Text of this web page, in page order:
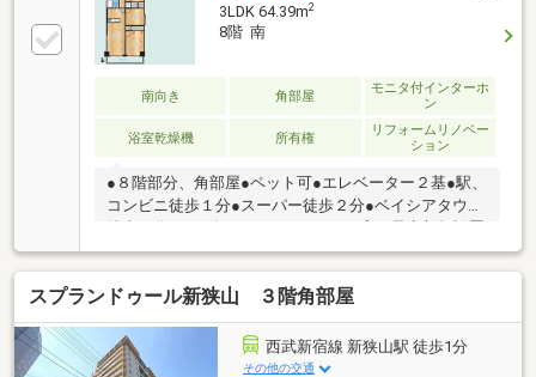
3LDK 64.39m2
8階 南
南向き 角部屋
モニタ付インターホ
ン
浴室乾燥機 所有権
リフォームリノベー
ション
●８階部分、角部屋●ペット可●エレベーター２基●駅、
コンビニ徒歩１分●スーパー徒歩２分●ベイシアタウン
の充実設備：浴室乾燥機、ＬＤＫエアコン、全室照
明、レースカーテン等その他：水回り交換、クロス張
替え、フロア貼り、エアコン配管、防水パン交換、ス
イッチコンセント交換等■住宅ローンに自信あり！セ
ンチュリー21安藤建設なら提携銀行にて住宅ローン金
利の大幅優遇がございます。【他社さまで住宅ローン
スプランドゥール新狭山 ３階角部屋
西武新宿線 新狭山駅 徒歩1分
その他の交通